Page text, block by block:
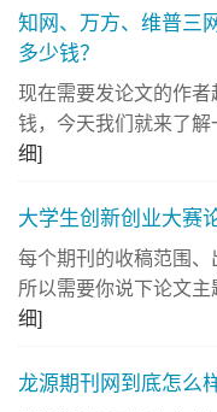
知网、万方、维普三
多少钱？
现在需要发论文的作
钱，今天我们就来了
细]
大学生创新创业大赛
每个期刊的收稿范围、
所以需要你说下论文
细]
龙源期刊网到底怎么